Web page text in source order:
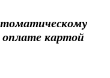
картой